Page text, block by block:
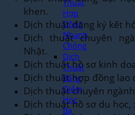
Thuật
Hợp
Đồng
Nhanh
Chóng
Dịch
Thuật
Bảng
Điểm
Học
Bạ
khen.
Dịch thuật đăng ký kết
Dịch thuật chuyên
Nhật.
Dịch thuật hồ sơ kinh
Dịch thuật hợp đồng lao
Dịch thuật chuyên
Dịch thuật hồ sơ du học,